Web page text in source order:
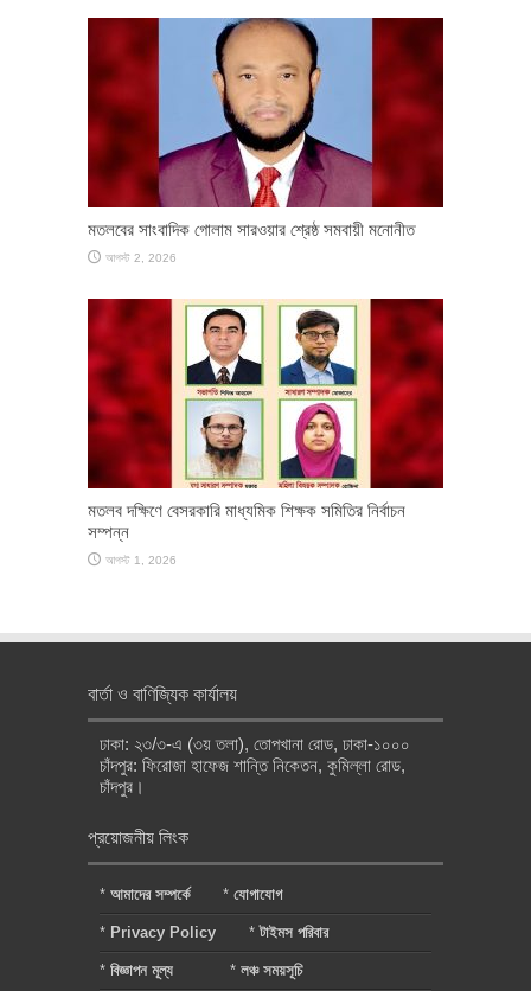
মতলবের সাংবাদিক গোলাম সারওয়ার শ্রেষ্ঠ সমবায়ী মনোনীত
আগস্ট 2, 2026
মতলব দক্ষিণে বেসরকারি মাধ্যমিক শিক্ষক সমিতির নির্বাচন
সম্পন্ন
আগস্ট 1, 2026
বার্তা ও বাণিজ্যিক কার্যালয়
ঢাকা: ২৩/৩-এ (৩য় তলা), তোপখানা রোড, ঢাকা-১০০০
চাঁদপুর: ফিরোজা হাফেজ শান্তি নিকেতন, কুমিল্লা রোড,
চাঁদপুর।
প্রয়োজনীয় লিংক
* আমাদের সম্পর্কে * যোগাযোগ
* Privacy Policy *টাইমস পরিবার
* বিজ্ঞাপন মূল্য * লঞ্চ সময়সূচি